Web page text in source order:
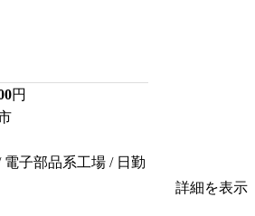
円
電子部品系工場 / 日勤
詳細を表示